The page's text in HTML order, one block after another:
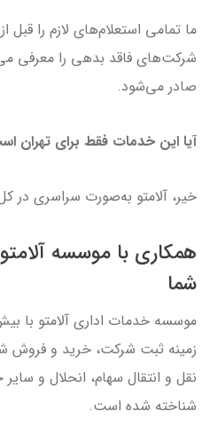
ما تمامی استعلام‌های لازم را
شرکت‌های فاقد بدهی را معرفی
صادر می‌شود.
آیا این خدمات فقط برای تهران
خیر، آلامتو به‌صورت سراسری در
همکاری با موسسه
شما
زمینه ثبت شرکت، خرید و فروش
نقل و انتقال سهام، انحلال و
شناخته شده است.